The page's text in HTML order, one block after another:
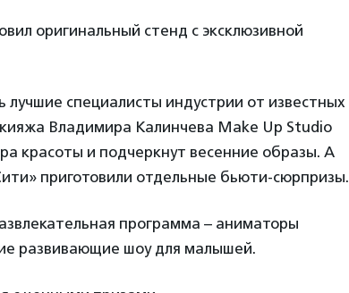
оригинальный стенд с эксклюзивной
лучшие специалисты индустрии от известных
Владимира Калинчева Make Up Studio
красоты и подчеркнут весенние образы. А
приготовили отдельные бьюти-сюрпризы.
программа – аниматоры
развивающие шоу для малышей.